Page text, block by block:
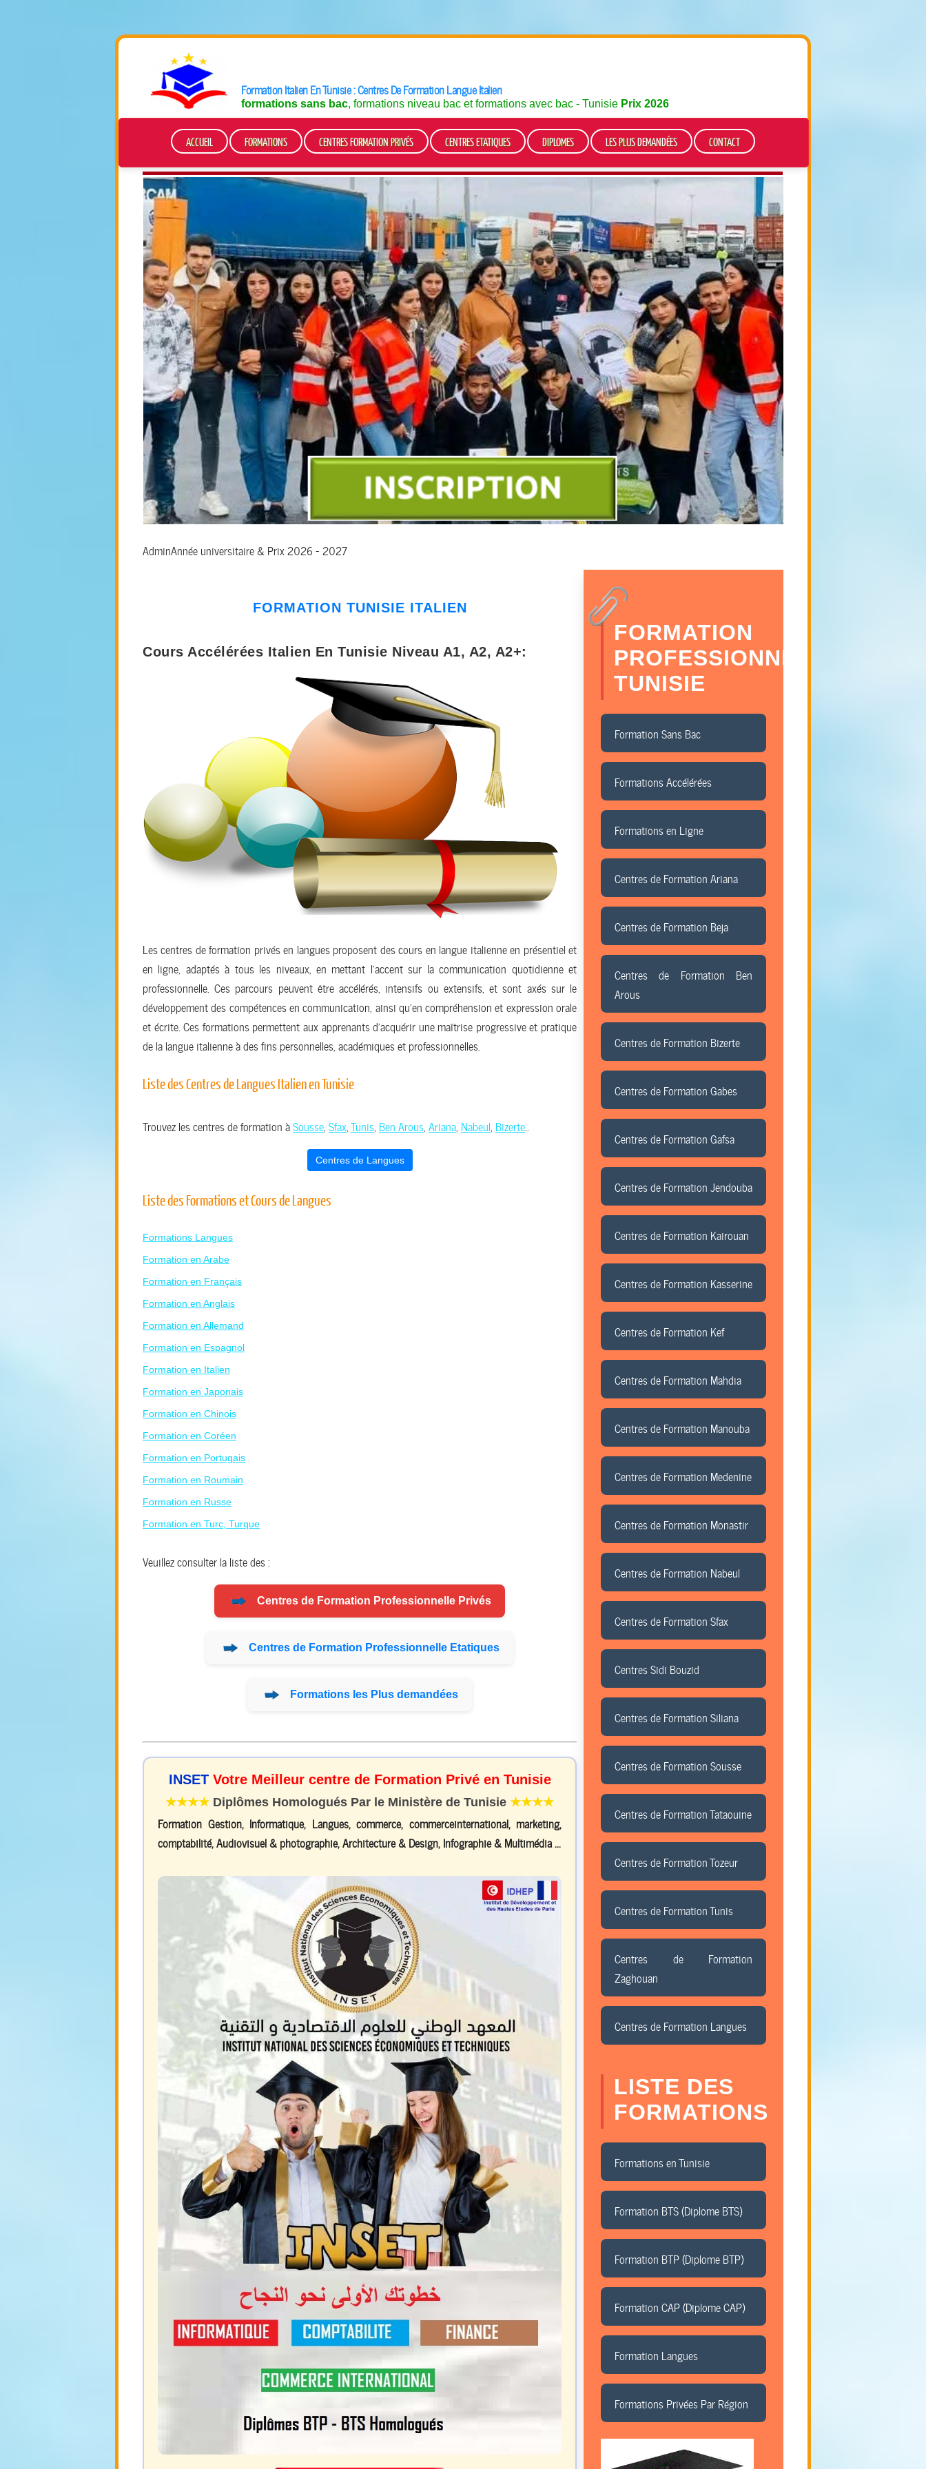
Formation Italien En Tunisie : Centres De Formation Langue Italien
formations sans bac, formations niveau bac et formations avec bac - Tunisie Prix 2026
ACCUEIL FORMATIONS CENTRES FORMATION PRIVÉS CENTRES ETATIQUES DIPLOMES LES PLUS DEMANDÉES CONTACT
AdminAnnée universitaire & Prix 2026 - 2027
FORMATION
PROFESSIONNELLE
TUNISIE
Formation Sans Bac
Formations Accélérées
Formations en Ligne
Centres de Formation Ariana
Centres de Formation Beja
Centres de Formation Ben
Arous
Centres de Formation Bizerte
Centres de Formation Gabes
Centres de Formation Gafsa
Centres de Formation Jendouba
Centres de Formation Kairouan
Centres de Formation Kasserine
Centres de Formation Kef
Centres de Formation Mahdia
Centres de Formation Manouba
Centres de Formation Medenine
Centres de Formation Monastir
Centres de Formation Nabeul
Centres de Formation Sfax
Centres Sidi Bouzid
Centres de Formation Siliana
Centres de Formation Sousse
Centres de Formation Tataouine
Centres de Formation Tozeur
Centres de Formation Tunis
Centres de Formation
Zaghouan
Centres de Formation Langues
LISTE DES
FORMATIONS
Formations en Tunisie
Formation BTS (Diplome BTS)
Formation BTP (Diplome BTP)
Formation CAP (Diplome CAP)
Formation Langues
Formations Privées Par Région
FORMATION TUNISIE ITALIEN
Cours Accélérées Italien En Tunisie Niveau A1, A2, A2+:
Les centres de formation privés en langues proposent des cours en langue italienne en présentiel et
en ligne, adaptés à tous les niveaux, en mettant l’accent sur la communication quotidienne et
professionnelle. Ces parcours peuvent être accélérés, intensifs ou extensifs, et sont axés sur le
développement des compétences en communication, ainsi qu’en compréhension et expression orale
et écrite. Ces formations permettent aux apprenants d’acquérir une maîtrise progressive et pratique
de la langue italienne à des fins personnelles, académiques et professionnelles.
Liste des Centres de Langues Italien en Tunisie
Trouvez les centres de formation àSousse Sfax Tunis Ben Arous Ariana Nabeul Bizerte
Centres de Langues
Liste des Formations et Cours de Langues
Formations Langues
Formation en Arabe
Formation en Français
Formation en Anglais
Formation en Allemand
Formation en Espagnol
Formation en Italien
Formation en Japonais
Formation en Chinois
Formation en Coréen
Formation en Portugais
Formation en Roumain
Formation en Russe
Formation en Turc, Turque
Veuillez consulter la liste des :
Centres de Formation Professionnelle Privés
Centres de Formation Professionnelle Etatiques
Formations les Plus demandées
INSET Votre Meilleur centre de Formation Privé en Tunisie
★★★★ Diplômes Homologués Par le Ministère de Tunisie ★★★★
Formation Gestion, Informatique, Langues, commerce, commerceinternational, marketing,
comptabilité, Audiovisuel & photographie, Architecture & Design, Infographie & Multimédia ...